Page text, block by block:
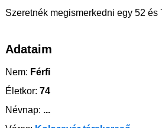
Szeretnék megismerkedni egy 52 és
Adataim
Nem: Férfi
Életkor: 74
Névnap: ...